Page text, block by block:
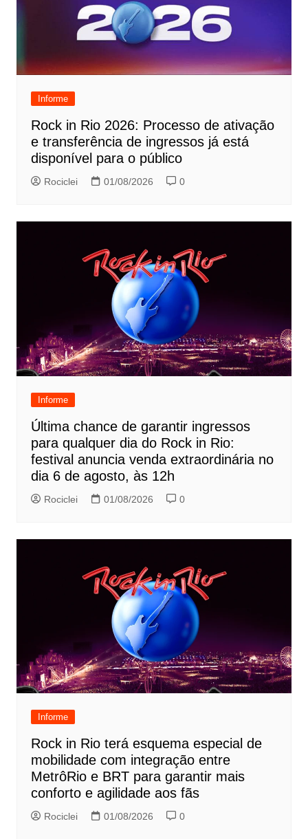
Informe
Rock in Rio 2026: Processo de ativação
e transferência de ingressos já está
disponível para o público
Rociclei 01/08/2026 0
Informe
Última chance de garantir ingressos
para qualquer dia do Rock in Rio:
festival anuncia venda extraordinária no
dia 6 de agosto, às 12h
Rociclei 01/08/2026 0
Informe
Rock in Rio terá esquema especial de
mobilidade com integração entre
MetrôRio e BRT para garantir mais
conforto e agilidade aos fãs
Rociclei 01/08/2026 0